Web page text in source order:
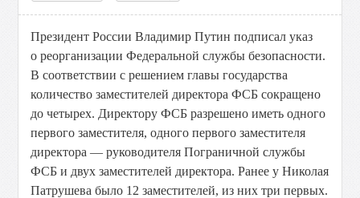
Президент России Владимир Путин подписал указ
о реорганизации Федеральной службы безопасности.
В соответствии с решением главы государства
количество заместителей директора ФСБ сокращено
до четырех. Директору ФСБ разрешено иметь одного
первого заместителя, одного первого заместителя
директора — руководителя Пограничной службы
ФСБ и двух заместителей директора. Ранее у Николая
Патрушева было 12 заместителей, из них три первых.